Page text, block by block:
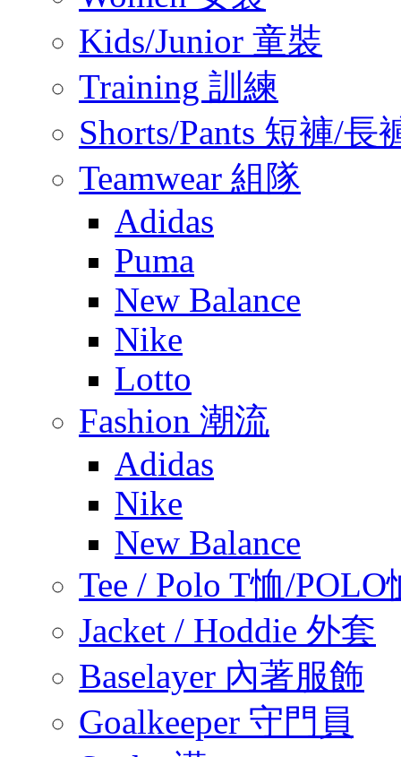
Kids/Junior 童裝
Training 訓練
Shorts/Pants 短褲/長
Teamwear 組隊
Adidas
Puma
New Balance
Nike
Lotto
Fashion 潮流
Adidas
Nike
New Balance
Tee / Polo T恤/POLO
Jacket / Hoddie 外套
Baselayer 內著服飾
Goalkeeper 守門員